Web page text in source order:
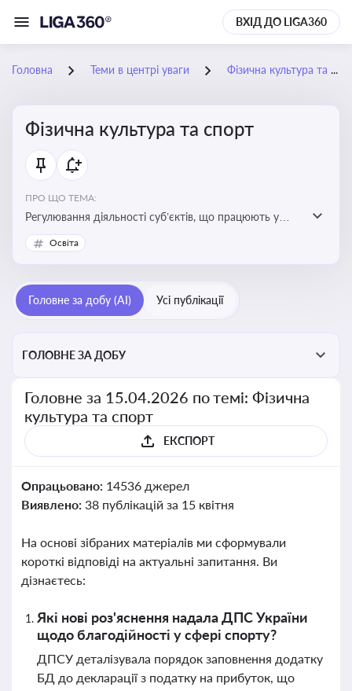
ВХІД ДО LIGA360
Головна Теми в центрі уваги Фізична культура та спорт
Фізична культура та спорт
ПРО ЩО ТЕМА:
Регулювання діяльності суб’єктів, що працюють у
сфері фізичної культури та спорту, включаючи
оздоровлення населення, професійний і аматорський
потенціалу, соціального захисту та ефективної
реалізації державної політики у цій галузі
Освіта
Головне за добу (AI) Усі публікації
ГОЛОВНЕ ЗА ДОБУ
Головне за 15.04.2026 по темі: Фізична
культура та спорт
ЕКСПОРТ
Опрацьовано: 14536 джерел
Виявлено: 38 публікацій за 15 квітня
На основі зібраних матеріалів ми сформували
короткі відповіді на актуальні запитання. Ви
дізнаєтесь:
Які нові роз'яснення надала ДПС України
щодо благодійності у сфері спорту?
ДПСУ деталізувала порядок заповнення додатку
БД до декларації з податку на прибуток, що